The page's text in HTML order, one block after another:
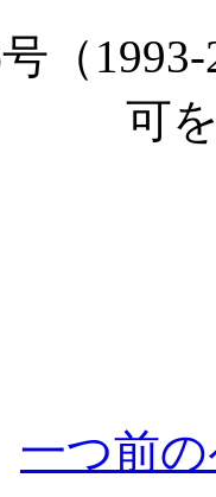
号（
可
一つ前